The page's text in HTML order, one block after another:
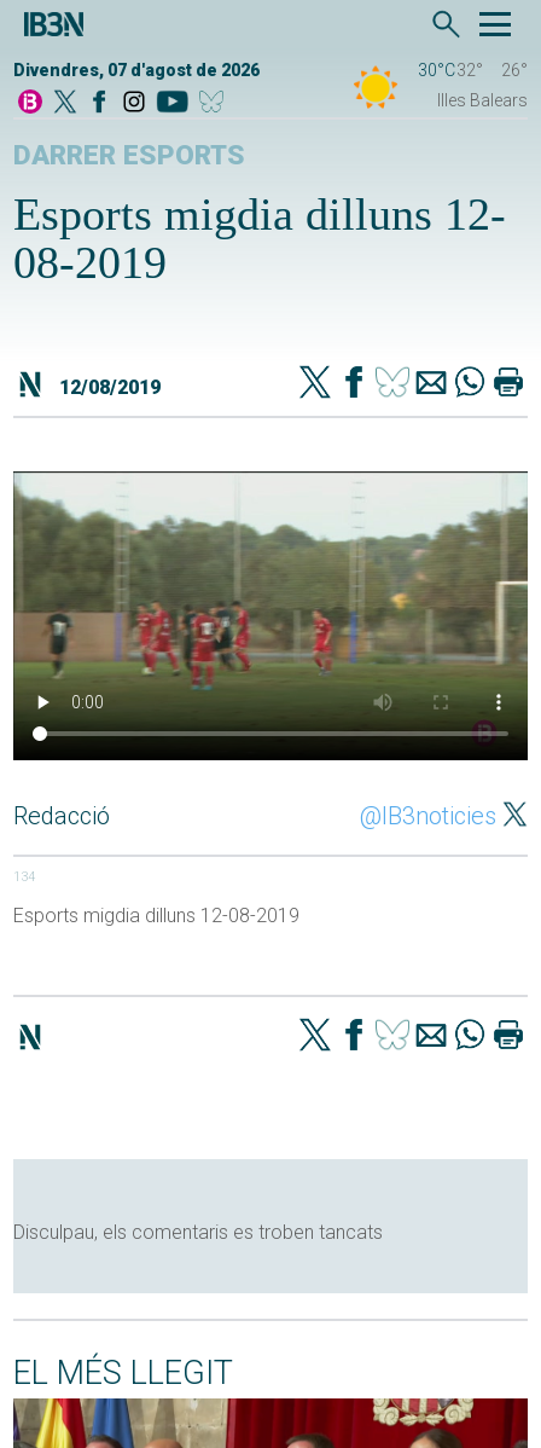
Divendres, 07 d'agost de 2026 30°C32°
26°
Illes Balears
DARRER ESPORTS
Esports migdia dilluns 12-
08-2019
12/08/2019
Redacció @IB3noticies
134
Esports migdia dilluns 12-08-2019
Disculpau, els comentaris es troben tancats
EL MÉS LLEGIT